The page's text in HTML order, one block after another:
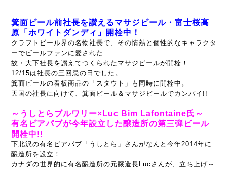
箕面ビール前社長を讃えるマサジビール・富士桜高
原「ホワイトダンディ」開栓中！
クラフトビール界の名物社長で、その情熱と個性的なキャラクタ
ーでビールファンに愛された
故・大下社長を讃えてつくられたマサジビールが開栓！
12/15は社長の三回忌の日でした。
箕面ビールの看板商品の「スタウト」も同時に開栓中。
天国の社長に向けて、箕面ビール＆マサジビールでカンパイ!!
～うしとらブルワリー×Luc Bim Lafontaine氏～
有名ビアパブが今年設立した醸造所の第三弾ビール
開栓中!!
下北沢の有名ビアパブ「うしとら」さんがなんと今年2014年に
醸造所を設立！
カナダの世界的に有名醸造所の元醸造長Lucさんが、立ち上げ～